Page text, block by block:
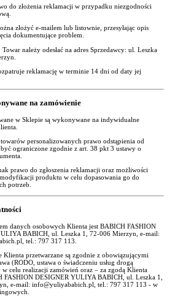
do złożenia reklamacji w przypadku niezgodności
złożyć e-mailem lub listownie, przesyłając opis
dokumentujące problem.
należy odesłać na adres Sprzedawcy: ul. Leszka
reklamację w terminie 14 dni od daty jej
na zamówienie
w Sklepie są wykonywane na indywidualne
personalizowanych prawo odstąpienia od
ograniczone zgodnie z art. 38 pkt 3 ustawy o
prawo do zgłoszenia reklamacji oraz możliwości
produktu w celu dopasowania go do
potrzeb.
danych osobowych Klienta jest BABICH FASHION
BABICH, ul. Leszka 1, 72-006 Mierzyn, e-mail:
tel.: 797 317 113.
Klienta przetwarzane są zgodnie z obowiązującymi
(RODO, ustawa o świadczeniu usług drogą
w celu realizacji zamówień oraz – za zgodą Klienta
FASHION DESIGNER YULIYA BABICH, ul. Leszka 1,
e-mail: info@yuliyababich.pl, tel.: 797 317 113 - w